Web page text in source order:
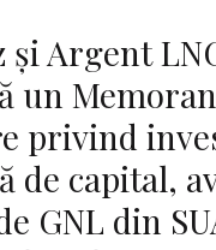
și Argent
un
privind
de capital,
GNL din